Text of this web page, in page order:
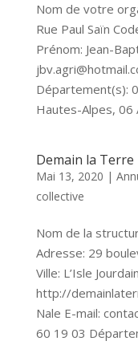
Nom de votre
Rue Paul Saïn
Prénom: Jean-
Département(s):
Hautes-Alpes, 06
Demain la Terre
Mai 13, 2020 |
collective
Nom de la
Adresse: 29
Ville: L’Isle
http://
Nale E-mail:
60 19 03